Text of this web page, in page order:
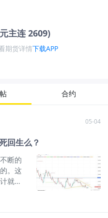
主连 2609)
期货详情下载APP
合约
05-04
回生么？
断的
。这
就将
度左
将是